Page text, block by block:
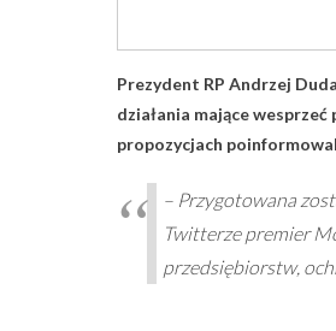
Prezydent RP Andrzej
działania mające
propozycjach
– Przygotowana
Twitterze premier
przedsiębiorstw,